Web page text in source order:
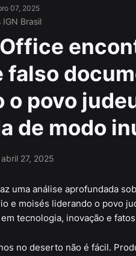
07, 2025
Brasil
falso
o povo
de modo
abril 27, 2025
uma análise aprofundada
e moisés liderando o povo
tecnologia, inovação e
no deserto não é fácil.